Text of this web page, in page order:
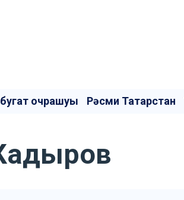
очрашуы Рәсми Татарстан